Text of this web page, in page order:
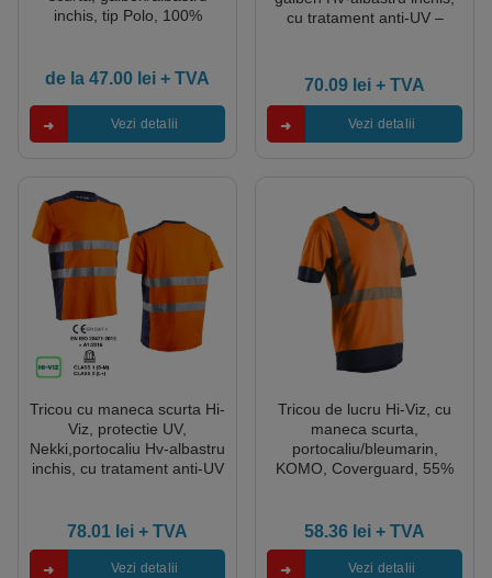
inchis, tip Polo, 100%
de la 47.00 lei + TVA
Vezi detalii
cu tratament anti-UV –
70.09 lei + TVA
Vezi detalii
Tricou cu maneca scurta Hi-
Viz, protectie UV,
Nekki,portocaliu Hv-albastru
inchis, cu tratament anti-UV
78.01 lei + TVA
Vezi detalii
Tricou de lucru Hi-Viz, cu
maneca scurta,
portocaliu/bleumarin,
KOMO, Coverguard, 55%
58.36 lei + TVA
Vezi detalii